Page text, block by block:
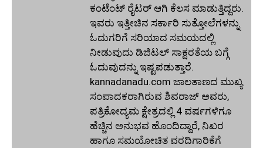
ಕಂಟೆಂಟ್ ರೈಟರ್ ಆಗಿ ಕೆಲಸ ಮಾಡುತ್ತಿದ್ದರು.
ಇವರು ಇತ್ತೀಚಿನ ಸರ್ಕಾರಿ ಸುತ್ತೋಲೆಗಳನ್ನು
ಓದುಗರಿಗೆ ಸರಿಯಾದ ಸಮಯದಲ್ಲಿ
ನೀಡುವುದು ಡಿಜಿಟಲ್ ಸಾಕ್ಷರತೆಯ ಬಗ್ಗೆ
ಓದುವುದನ್ನು ಇಷ್ಟಪಡುತ್ತಾರೆ.
kannadanadu.com ಜಾಲತಾಣದ ಮುಖ್ಯ
ಸಂಪಾದಕರಾಗಿರುವ ಶಿವರಾಜ್ ಅವರು,
ಪತ್ರಿಕೋದ್ಯಮ ಕ್ಷೇತ್ರದಲ್ಲಿ 4 ವರ್ಷಗಳಿಗೂ
ಹೆಚ್ಚಿನ ಅನುಭವ ಹೊಂದಿದ್ದಾರೆ, ನಿಖರ
ಹಾಗೂ ಸಮಯೋಚಿತ ವರದಿಗಾರಿಕೆಗೆ